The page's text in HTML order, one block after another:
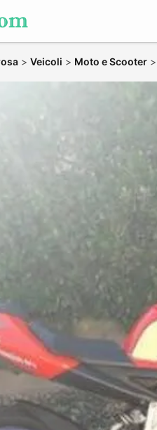
> Veicoli > Moto e Scooter >